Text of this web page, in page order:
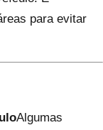
para evitar
Algumas